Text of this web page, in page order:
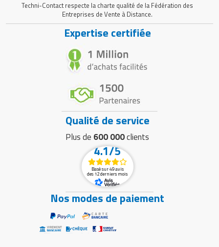
Techni-Contact respecte la charte qualité de la Fédération des
Entreprises de Vente à Distance.
Expertise certifiée
Qualité de service
Plus de 600 000clients
4.1/5
Basé sur 49 avis
des 12 derniers mois
Nos modes de paiement